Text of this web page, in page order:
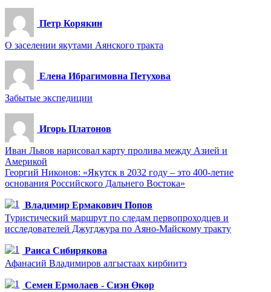
Петр Корякин
О заселении якутами Аянского тракта
Елена Ибрагимовна Петухова
Забытые экспедиции
Игорь Платонов
Иван Львов нарисовал карту пролива между Азией и
Америкой
Георгий Никонов: «Якутск в 2032 году – это 400-летие
основания Российского Дальнего Востока»
Владимир Ермакович Попов
Туристический маршрут по следам первопроходцев и
исследователей Джугджура по Аяно-Майскому тракту
Раиса Сибирякова
Афанасий Владимиров алгыстаах кирбиитэ
Семен Ермолаев - Сиэн Өкөр